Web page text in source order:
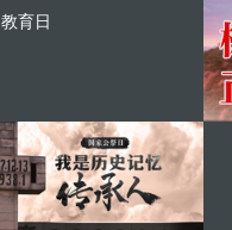
教育日